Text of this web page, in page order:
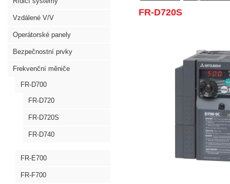
Vzdálené V/V
Operátorské panely
Bezpečnostní prvky
Frekvenční měniče
FR-D700
FR-D720
FR-D720S
FR-D740
FR-E700
FR-F700
FR-D720S